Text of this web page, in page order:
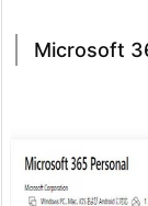
Microsoft